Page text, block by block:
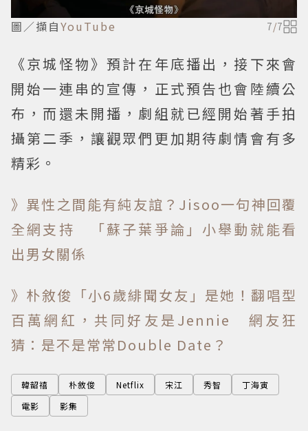
圖／擷自YouTube 7/7
《京城怪物》預計在年底播出，接下來會
開始一連串的宣傳，正式預告也會陸續公
布，而還未開播，劇組就已經開始著手拍
攝第二季，讓觀眾們更加期待劇情會有多
精彩。
》異性之間能有純友誼？Jisoo一句神回覆
全網支持 「蘇子葉爭論」小舉動就能看
出男女關係
》朴敘俊「小6歲緋聞女友」是她！翻唱型
百萬網紅，共同好友是Jennie 網友狂
猜：是不是常常Double Date？
韓韶禧 朴敘俊 Netflix 宋江 秀智
丁海寅
電影
影集